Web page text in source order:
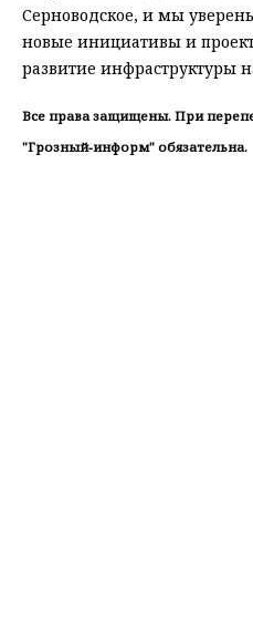
Серноводское, и мы
новые инициативы и
развитие инфраструктуры
Все права защищены. При
"Грозный-информ" обязательна.